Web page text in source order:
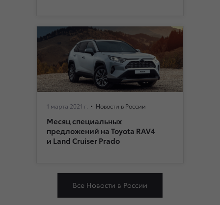
1 марта 2021 г. Новости в России
Месяц специальных
предложений на Toyota RAV4
и Land Cruiser Prado
Все Новости в России